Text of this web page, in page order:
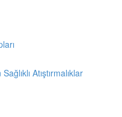
Atıştırmalıklar